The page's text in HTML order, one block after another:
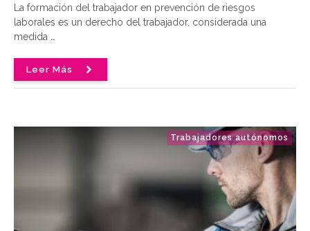
La formación del trabajador en prevención de riesgos
laborales es un derecho del trabajador, considerada una
medida ..
Leer Más
Trabajadores autónomos